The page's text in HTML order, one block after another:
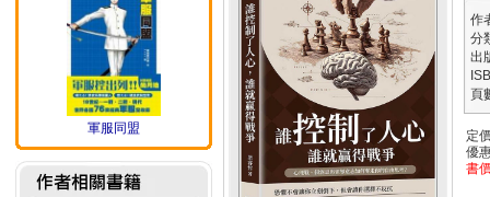
軍服同盟
作
分
出
頁
定
優
書